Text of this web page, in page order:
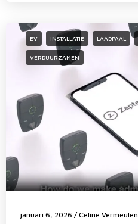
EV INSTALLATIE LAADPAAL
VERDUURZAMEN
januari 6, 2026 / Celine Vermeulen